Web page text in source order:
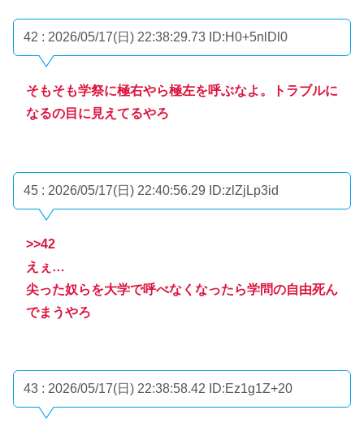
42 : 2026/05/17(日) 22:38:29.73 ID:H0+5nlDl0
そもそも学祭に極右やら極左を呼ぶなよ。トラブルに
なるの目に見えてるやろ
45 : 2026/05/17(日) 22:40:56.29 ID:zlZjLp3id
>>42
えぇ…
尖った奴らを大学で呼べなくなったら学問の自由死ん
でまうやろ
43 : 2026/05/17(日) 22:38:58.42 ID:Ez1g1Z+20